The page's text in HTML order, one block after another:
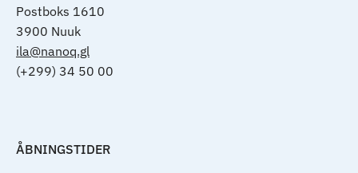
Postboks 1610
3900 Nuuk
ila@nanoq.gl
(+299) 34 50 00
ÅBNINGSTIDER